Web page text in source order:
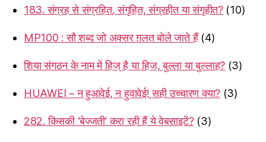
183. संग्रह से संग्रहित, संगृहित, संग्रहीत या संगृहीत? (10)
MP100 : सौ शब्द जो अक्सर ग़लत बोले जाते हैं (4)
शिया संगठन के नाम में हिज् है या हिज, बुल्ला या बुल्लाह? (3)
HUAWEI – न हुआवेई, न हुवावेई! सही उच्चारण क्या? (3)
282. किसकी ‘बेज्जती’ करा रही हैं ये वेबसाइटें? (3)